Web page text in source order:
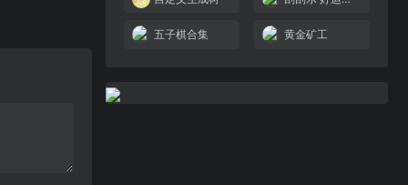
五子棋合集 黄金矿工